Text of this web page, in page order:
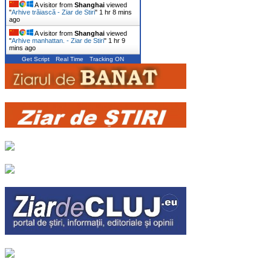
A visitor from Shanghai viewed
"Arhive trăiască - Ziar de Stiri" 1 hr 8 mins
ago
A visitor from Shanghai viewed
"Arhive manhattan. - Ziar de Stiri" 1 hr 9
mins ago
Get Script Real Time Tracking ON